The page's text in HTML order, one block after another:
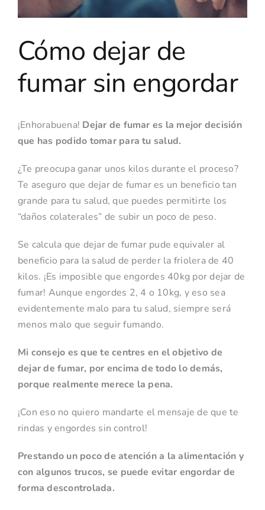
Cómo dejar de
fumar sin engordar
¡Enhorabuena! Dejar de fumar es la mejor decisión
que has podido tomar para tu salud.
¿Te preocupa ganar unos kilos durante el proceso?
Te aseguro que dejar de fumar es un beneficio tan
grande para tu salud, que puedes permitirte los
“daños colaterales” de subir un poco de peso.
Se calcula que dejar de fumar pude equivaler al
beneficio para la salud de perder la friolera de 40
kilos. ¡Es imposible que engordes 40kg por dejar de
fumar! Aunque engordes 2, 4 o 10kg, y eso sea
evidentemente malo para tu salud, siempre será
menos malo que seguir fumando.
Mi consejo es que te centres en el objetivo de
dejar de fumar, por encima de todo lo demás,
porque realmente merece la pena.
¡Con eso no quiero mandarte el mensaje de que te
rindas y engordes sin control!
Prestando un poco de atención a la alimentación y
con algunos trucos, se puede evitar engordar de
forma descontrolada.